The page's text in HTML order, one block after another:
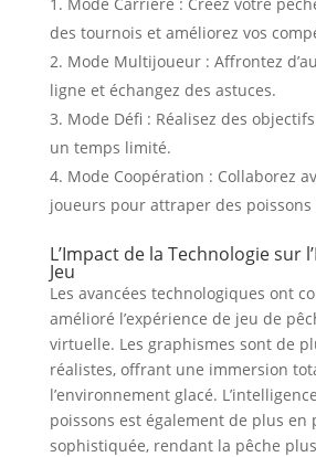
des tournois et améliorez vos
Mode Multijoueur : Affrontez
ligne et échangez des astuces.
Mode Défi : Réalisez des
un temps limité.
Mode Coopération : Collaborez
joueurs pour attraper des poissons
L’Impact de la Technologie sur
Jeu
Les avancées technologiques ont
amélioré l’expérience de jeu de
virtuelle. Les graphismes sont de
réalistes, offrant une immersion
l’environnement glacé.
poissons est également de plus en
sophistiquée, rendant la pêche